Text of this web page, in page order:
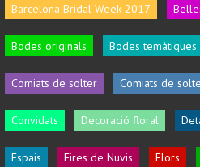
Barcelona Bridal Week 2017
Bodes originals Bodes temàtiques
Comiats de solter Comiats de
Convidats Decoració floral
Espais Fires de Nuvis Flors